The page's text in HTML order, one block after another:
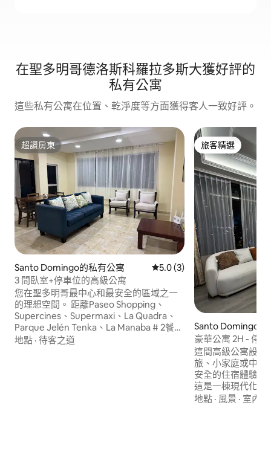
在聖多明哥德洛斯科羅拉多斯大獲好評的
私有公寓
這些私有公寓在位置、乾淨度等方面獲得客人一致好評。
超讚房東
超讚房東
Santo Domingo的私有公寓 從 3 則評價中獲得 5.0 的平
5.0 (3)
3 間臥室+停車位的高級公寓
您在聖多明哥最中心和最安全的區域之一
的理想空間。 距離Paseo Shopping、
Supercines、Supermaxi、La Quadra、
Parque Jelén Tenka、La Manaba # 2餐
廳、Club Panamericano健身房、所有銀
地點 · 待客之道
旅客精選
旅客精選
Santo Domingo的
豪華公寓 2H - 停
這間高級公寓設計
旅、小家庭或中長
安全的住宿體驗。 位於Torres Zermatt，
這是一棟現代化的
安、保全攝影機、電
地點 · 風景 · 室內